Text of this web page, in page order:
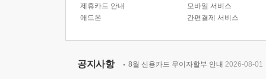
제휴카드 안내
애드온
모바일 서비스
간편결제 서비스
공지사항 8월 신용카드 무이자할부 안내 2026-08-01